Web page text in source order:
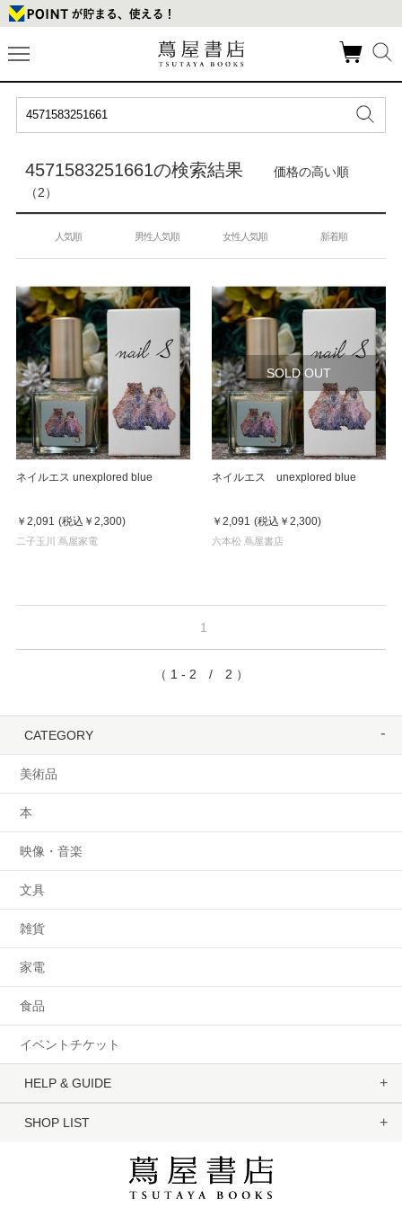
4571583251661の検索結果
価格の高い順
（2）
人気順 男性人気順 女性人気順 新着順
ネイルエス unexplored blue
￥2,091 (税込 ￥2,300)
二子玉川 蔦屋家電
SOLD OUT
ネイルエス unexplored blue
￥2,091 (税込 ￥2,300)
六本松 蔦屋書店
1
（ 1 - 2 / 2 ）
CATEGORY
美術品
本
映像・音楽
文具
雑貨
家電
食品
イベントチケット
HELP & GUIDE
SHOP LIST